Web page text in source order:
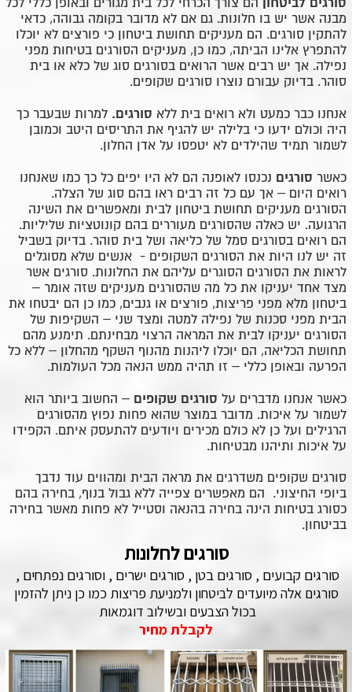
סורגים לחלונות
סורגים קבועים , סורגים בטן , סורגים ישרים , וסורגים נפתחים ,
סורגים אלה מיועדים לביטחון ולמניעת פריצות כמו כן ניתן להזמין
בכול הצבעים ובשילוב דוגמאות
לקבלת מחיר
הם צורך הכרחי לכל בית מגורים ובאופן כללי לכל
מבנה אשר יש בו חלונות. גם אם לא מדובר בקומה גבוהה, כדאי
להתקין סורגים. הם מעניקים תחושת ביטחון כי פורצים לא יוכלו
להתפרץ אלינו הביתה, כמו כן, מעניקים הסורגים בטיחות מפני
נפילה. אך יש רבים אשר הרואים בסורגים סוג של כלא או בית
סוהר. בדיוק עבורם נוצרו סורגים שקופים.
אנחנו כבר כמעט ולא רואים בית ללא סורגים. למרות שבעבר כך
היה וכולם ידעו כי בלילה יש להגיף את התריסים היטב וכמובן
לשמור תמיד שהילדים לא יטפסו על אדן החלון.
כאשר סורגים נכנסו לאופנה הם לא היו יפים כל כך כמו שאנחנו
רואים היום – אך עם כל זה רבים ראו בהם סוג של הצלה.
הסורגים מעניקים תחושת ביטחון לבית ומאפשרים את השינה
הרגועה. יש כאלה שהסורגים מעוררים בהם קונוטציות שליליות.
הם רואים בסורגים סמל של כליאה ושל בית סוהר. בדיוק בשביל
זה יש לנו היות את הסורגים השקופים - אנשים שלא מסוגלים
לראות את הסורגים הסוגרים עליהם את החלונות. סורגים אשר
מצד אחד יעניקו את כל מה שהסורגים מעניקים שזה אומר –
ביטחון מלא מפני פריצות, פורצים או גנבים, כמו כן הם יבטחו את
הבית מפני סכנות של נפילה למטה ומצד שני – השקיפות של
הסורגים יעניקו לבית את המראה הרצוי מבחינתם. תימנע מהם
תחושת הכליאה, הם יוכלו ליהנות מהנוף השקף מהחלון – ללא כל
הפרעה ובאופן כללי – זו תהיה ממש הנאה מכל העולמות.
כאשר אנחנו מדברים על סורגים שקופים – החשוב ביותר הוא
לשמור על איכות. מדובר במוצר שהוא פחות נפוץ מהסורגים
הרגילים ועל כן לא כולם מכירים ויודעים להתעסק איתם. הקפידו
על איכות ותיהנו מבטיחות.
סורגים שקופים משדרגים את מראה הבית ומהווים עוד נדבך
ביופי החיצוני. הם מאפשרים צפייה ללא גבול בנוף, בחירה בהם
כסורג בטיחות הינה בחירה בהנאה וסטייל לא פחות מאשר בחירה
בביטחון.